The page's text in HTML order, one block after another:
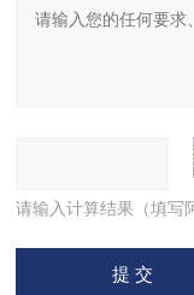
请输入计算结果（填写